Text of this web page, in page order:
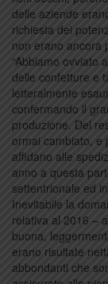
delle aziende
richiesta dei
non erano ancora
“Abbiamo ovviato
delle confetture e
letteralmente
confermando il
produzione. Del
ormai cambiato, e
affidano alle
anno a questa
settentrionale ed
Inevitabile la
relativa al 2016 –
buona,
erano risultate
abbondanti che